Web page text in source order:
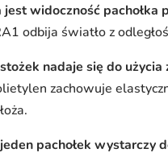
jest widoczność pachołka
odbija światło z
nadaje się do użycia
zachowuje
pachołek wystarczy